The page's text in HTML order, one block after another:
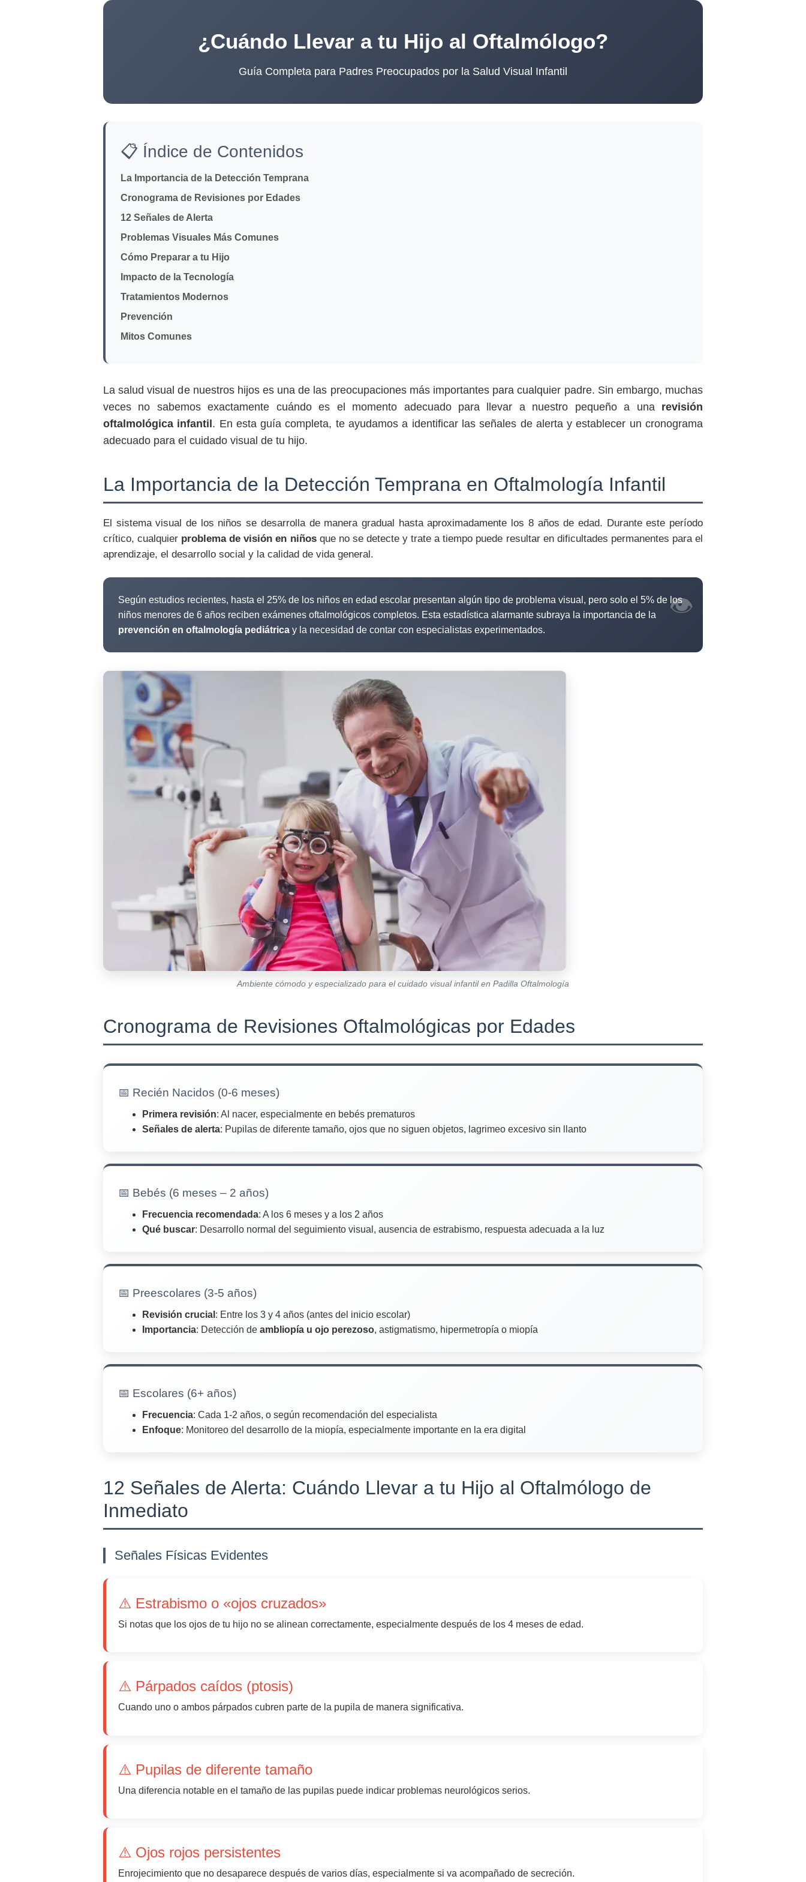
¿Cuándo Llevar a tu Hijo al Oftalmólogo?
Guía Completa para Padres Preocupados por la Salud Visual Infantil
📋 Índice de Contenidos
La Importancia de la Detección Temprana
Cronograma de Revisiones por Edades
12 Señales de Alerta
Problemas Visuales Más Comunes
Cómo Preparar a tu Hijo
Impacto de la Tecnología
Tratamientos Modernos
Prevención
Mitos Comunes
La salud visual de nuestros hijos es una de las preocupaciones más importantes para cualquier padre. Sin embargo, muchas
veces no sabemos exactamente cuándo es el momento adecuado para llevar a nuestro pequeño a una revisión
oftalmológica infantil . En esta guía completa, te ayudamos a identificar las señales de alerta y establecer un cronograma
adecuado para el cuidado visual de tu hijo.
La Importancia de la Detección Temprana en Oftalmología Infantil
El sistema visual de los niños se desarrolla de manera gradual hasta aproximadamente los 8 años de edad. Durante este período
crítico, cualquier problema de visión en niñosque no se detecte y trate a tiempo puede resultar en dificultades permanentes para el
aprendizaje, el desarrollo social y la calidad de vida general.
👁️
Según estudios recientes, hasta el 25% de los niños en edad escolar presentan algún tipo de problema visual, pero solo el 5% de los
niños menores de 6 años reciben exámenes oftalmológicos completos. Esta estadística alarmante subraya la importancia de la
prevención en oftalmología pediátrica y la necesidad de contar con especialistas experimentados.
Ambiente cómodo y especializado para el cuidado visual infantil en Padilla Oftalmología
Cronograma de Revisiones Oftalmológicas por Edades
📅 Recién Nacidos (0-6 meses)
Primera revisión: Al nacer, especialmente en bebés prematuros
Señales de alerta: Pupilas de diferente tamaño, ojos que no siguen objetos, lagrimeo excesivo sin llanto
📅 Bebés (6 meses – 2 años)
Frecuencia recomendada: A los 6 meses y a los 2 años
Qué buscar: Desarrollo normal del seguimiento visual, ausencia de estrabismo, respuesta adecuada a la luz
📅 Preescolares (3-5 años)
Revisión crucial : Entre los 3 y 4 años (antes del inicio escolar)
Importancia: Detección de ambliopía u ojo perezoso, astigmatismo, hipermetropía o miopía
📅 Escolares (6+ años)
Frecuencia: Cada 1-2 años, o según recomendación del especialista
Enfoque: Monitoreo del desarrollo de la miopía, especialmente importante en la era digital
12 Señales de Alerta: Cuándo Llevar a tu Hijo al Oftalmólogo de
Inmediato
Señales Físicas Evidentes
⚠️ Estrabismo o «ojos cruzados»
Si notas que los ojos de tu hijo no se alinean correctamente, especialmente después de los 4 meses de edad.
⚠️ Párpados caídos (ptosis)
Cuando uno o ambos párpados cubren parte de la pupila de manera significativa.
⚠️ Pupilas de diferente tamaño
Una diferencia notable en el tamaño de las pupilas puede indicar problemas neurológicos serios.
⚠️ Ojos rojos persistentes
Enrojecimiento que no desaparece después de varios días, especialmente si va acompañado de secreción.